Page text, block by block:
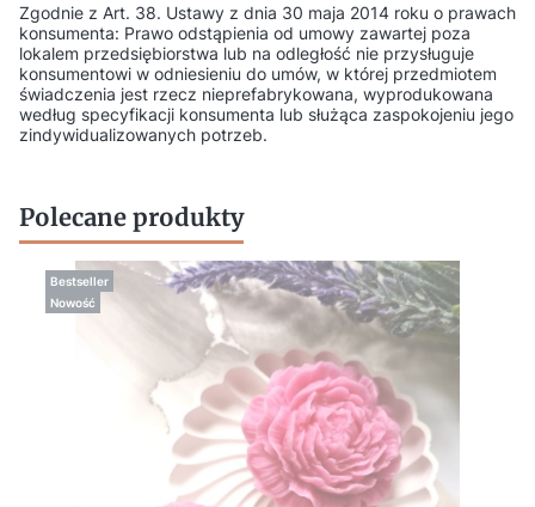
Zgodnie z Art. 38. Ustawy z dnia 30 maja 2014 roku o prawach
konsumenta: Prawo odstąpienia od umowy zawartej poza
lokalem przedsiębiorstwa lub na odległość nie przysługuje
konsumentowi w odniesieniu do umów, w której przedmiotem
świadczenia jest rzecz nieprefabrykowana, wyprodukowana
według specyfikacji konsumenta lub służąca zaspokojeniu jego
zindywidualizowanych potrzeb.
Polecane produkty
Bestseller
Nowość